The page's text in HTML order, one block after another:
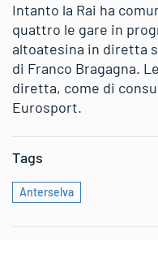
Intanto la Rai ha
quattro le gare in
altoatesina in diretta
di Franco Bragagna.
diretta, come di
Eurosport.
Tags
Anterselva